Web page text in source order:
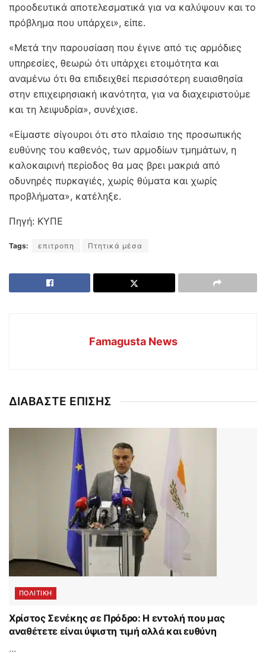
προοδευτικά αποτελεσματικά για να καλύψουν και το
πρόβλημα που υπάρχει», είπε.
«Μετά την παρουσίαση που έγινε από τις αρμόδιες
υπηρεσίες, θεωρώ ότι υπάρχει ετοιμότητα και
αναμένω ότι θα επιδειχθεί περισσότερη ευαισθησία
στην επιχειρησιακή ικανότητα, για να διαχειριστούμε
και τη λειψυδρία», συνέχισε.
«Είμαστε σίγουροι ότι στο πλαίσιο της προσωπικής
ευθύνης του καθενός, των αρμοδίων τμημάτων, η
καλοκαιρινή περίοδος θα μας βρει μακριά από
οδυνηρές πυρκαγιές, χωρίς θύματα και χωρίς
προβλήματα», κατέληξε.
Πηγή: ΚΥΠΕ
Tags: επιτροπη Πτητικά μέσα
Famagusta News
ΔΙΑΒΑΣΤΕ ΕΠΙΣΗΣ
ΠΟΛΙΤΙΚΗ
Χρίστος Σενέκης σε Πρόδρο: Η εντολή που μας
αναθέτετε είναι ύψιστη τιμή αλλά και ευθύνη
...